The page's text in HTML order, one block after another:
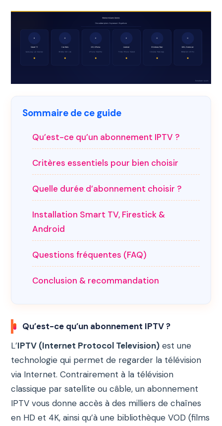
Sommaire de ce guide
Qu’est-ce qu’un abonnement IPTV ?
Critères essentiels pour bien choisir
Quelle durée d’abonnement choisir ?
Installation Smart TV, Firestick &
Android
Questions fréquentes (FAQ)
Conclusion & recommandation
Qu’est-ce qu’un abonnement IPTV ?
L’IPTV (Internet Protocol Television) est une
technologie qui permet de regarder la télévision
via Internet. Contrairement à la télévision
classique par satellite ou câble, un abonnement
IPTV vous donne accès à des milliers de chaînes
en HD et 4K, ainsi qu’à une bibliothèque VOD (films